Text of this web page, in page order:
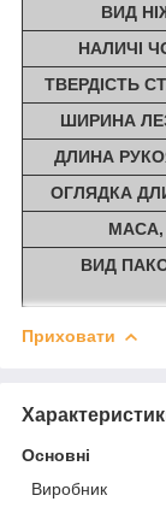
ВИД
НАЛИЧІ
ТВЕРДІСТЬ
ШИРИНА
ДЛИНА
ОГЛЯДКА
МАСА,
ВИД
Приховати
Основні
Виробник